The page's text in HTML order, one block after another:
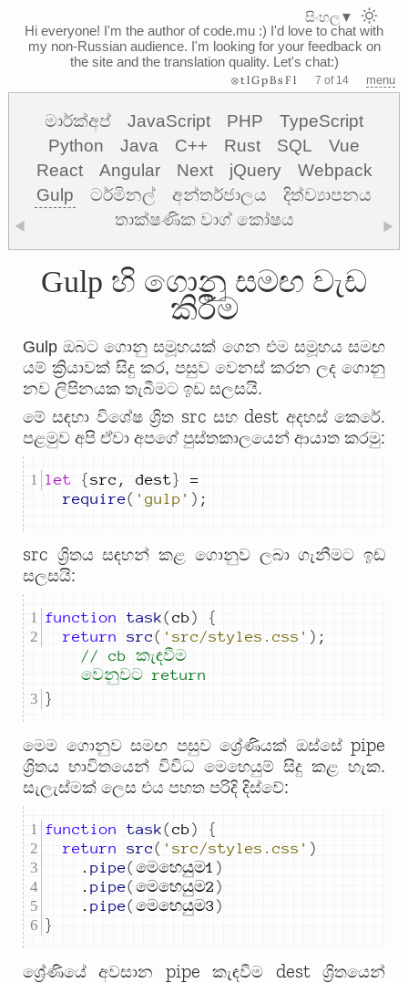
Hi everyone! I'm the author of code.mu :) I'd love to chat with
my non-Russian audience. I'm looking for your feedback on
the site and the translation quality. Let's chat:)
⊗tlGpBsFl 7 of 14 menu
මාර්ක්අප් JavaScript PHP
TypeScript
Python
Java C++ Rust SQL
Vue
React
Angular Next jQuery
Webpack
Gulp
ටර්මිනල් අන්තර්ජාලය
දිත්ව්‍යාපනය
තාක්ෂණික වාග් කෝෂය
◀ ▶
Gulp හි ගොනු සමඟ වැඩ
කිරීම
Gulp ඔබට ගොනු සමූහයක් ගෙන එම සමූහය සමඟ
යම් ක්‍රියාවක් සිදු කර, පසුව වෙනස් කරන ලද ගොනු
නව ලිපිනයක තැබීමට ඉඩ සලසයි.
මේ සඳහා විශේෂ ශ්‍රිත src සහ dest අදහස් කෙරේ.
පළමුව අපි ඒවා අපගේ පුස්තකාලයෙන් ආයාත කරමු:
let {src , dest}
=
require( 'gulp' ) ;
src ශ්‍රිතය සඳහන් කළ ගොනුව ලබා ගැනීමට ඉඩ
සලසයි:
function task( cb)
{
return
src( 'src/styles.css' ) ;
// cb කැඳවීම
වෙනුවට return
}
මෙම ගොනුව සමඟ පසුව ශ්‍රේණියක් ඔස්සේ pipe
ශ්‍රිතය භාවිතයෙන් විවිධ මෙහෙයුම් සිදු කළ හැක.
සැලැස්මක් ලෙස එය පහත පරිදි දිස්වේ:
function task( cb)
{
return
src( 'src/styles.css' )
. pipe( මෙහෙයුම1 )
. pipe( මෙහෙයුම2 )
. pipe( මෙහෙයුම3 )
}
ශ්‍රේණියේ අවසාන pipe කැඳවීම destශ්‍රිතයෙන්
සිංහල▼